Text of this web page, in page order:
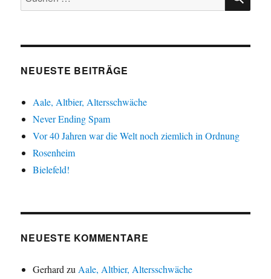
nach:
NEUESTE BEITRÄGE
Aale, Altbier, Altersschwäche
Never Ending Spam
Vor 40 Jahren war die Welt noch ziemlich in Ordnung
Rosenheim
Bielefeld!
NEUESTE KOMMENTARE
GerhardzuAale, Altbier, Altersschwäche